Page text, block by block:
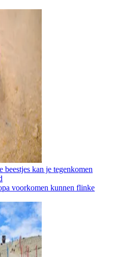
kan je tegenkomen
voorkomen kunnen flinke